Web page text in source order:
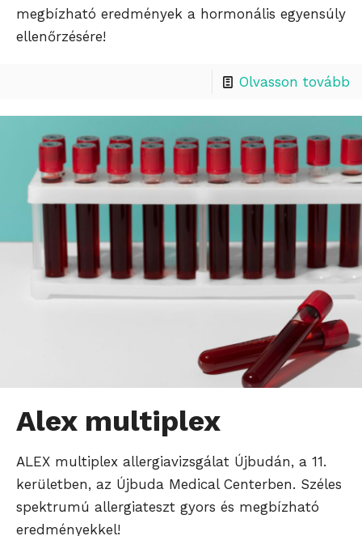
megbízható eredmények a hormonális egyensúly
ellenőrzésére!
Olvasson tovább
Alex multiplex
ALEX multiplex allergiavizsgálat Újbudán, a 11.
kerületben, az Újbuda Medical Centerben. Széles
spektrumú allergiateszt gyors és megbízható
eredményekkel!